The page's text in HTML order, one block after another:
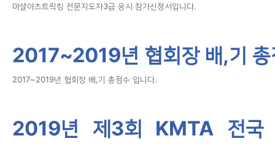
마샬아츠트릭킹 전문지도자3급 응시 참가신청서입니다.
2017~2019년 협회장 배,기
2017~2019년 협회장 배,기 총점수 입니다.
2019년 제3회 KMTA 전국